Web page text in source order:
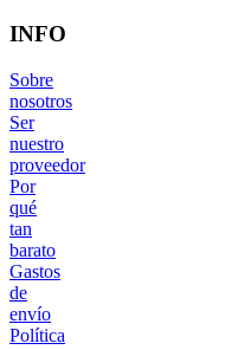
INFO
Sobre
nosotros
Ser
nuestro
proveedor
Por
qué
tan
barato
Gastos
de
envío
Política